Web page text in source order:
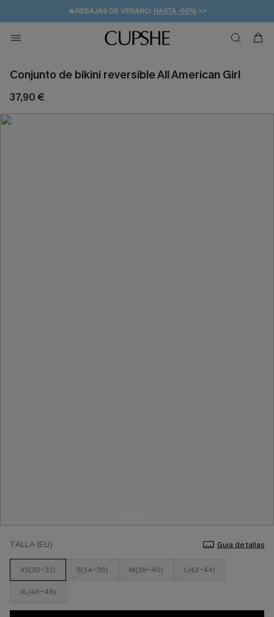
🔥REBAJAS DE VERANO: HASTA -50%>>
💌¡SUSCRIBIRSE & GANAR -10% EXTRA!
🚚ENVÍO GRATUITO A PARTIR DE 49 € >>
Conjunto de bikini reversible All American Girl
37,90 €
TALLA (EU) Guía de tallas
XS(30-32) S(34-36) M(38-40) L(42-44)
XL(46-48)